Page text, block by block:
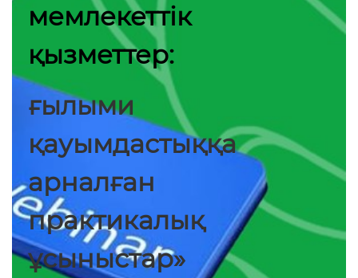
мемлекеттік
қызметтер:
ғылыми
қауымдастыққа
арналған
практикалық
ұсыныстар»